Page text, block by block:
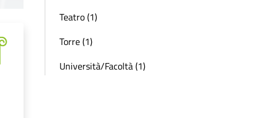
Teatro (1)
Torre (1)
Università/Facoltà (1)